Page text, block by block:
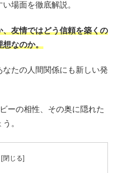
場面を徹底解説。
友情ではどう信頼を築くの
想なのか。
たの人間関係にも新しい発
ーの相性、その奥に隠れた
。